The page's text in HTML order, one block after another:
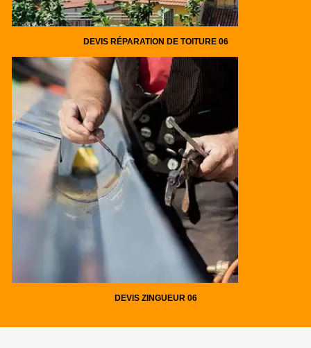
DEVIS RÉPARATION DE TOITURE 06
DEVIS ZINGUEUR 06